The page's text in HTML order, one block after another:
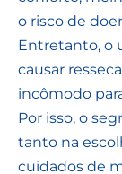
o risco de
Entretanto, o
causar
incômodo
Por isso, o
tanto na
cuidados de